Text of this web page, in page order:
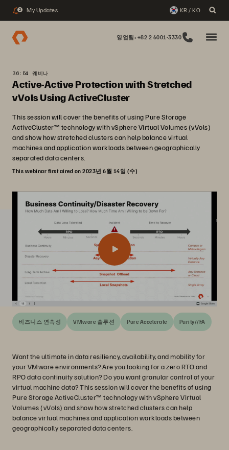
2 My Updates KR / KO
영업팀: +82 2 6001-3330
36:54 웨비나
Active-Active Protection with Stretched
vVols Using ActiveCluster
This session will cover the benefits of using Pure Storage
ActiveCluster™ technology with vSphere Virtual Volumes (vVols)
and show how stretched clusters can help balance virtual
machines and application workloads between geographically
separated data centers.
This webinar first aired on 2023년 6월 14일 (수)
비즈니스 연속성 VMware 솔루션 Pure Accelerate Purity//FA
Want the ultimate in data resiliency, availability, and mobility for
your VMware environments? Are you looking for a zero RTO and
RPO data continuity solution? Do you want granular control of your
virtual machine data? This session will cover the benefits of using
Pure Storage ActiveCluster™ technology with vSphere Virtual
Volumes (vVols) and show how stretched clusters can help
balance virtual machines and application workloads between
geographically separated data centers.